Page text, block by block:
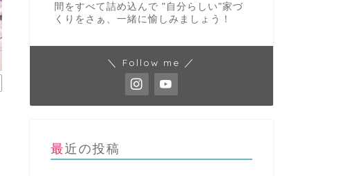
間をすべて詰め込んで "自分らしい"家づ
くりをさぁ、一緒に愉しみましょう！
＼ Follow me ／
最近の投稿